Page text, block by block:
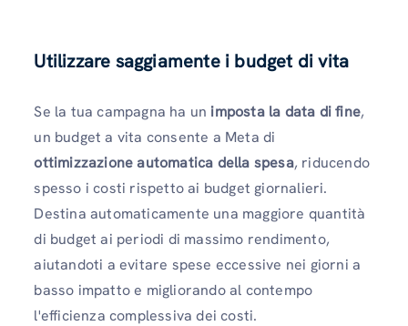
Utilizzare saggiamente i budget di vita
Se la tua campagna ha un imposta la data di fine,
un budget a vita consente a Meta di
ottimizzazione automatica della spesa, riducendo
spesso i costi rispetto ai budget giornalieri.
Destina automaticamente una maggiore quantità
di budget ai periodi di massimo rendimento,
aiutandoti a evitare spese eccessive nei giorni a
basso impatto e migliorando al contempo
l'efficienza complessiva dei costi.